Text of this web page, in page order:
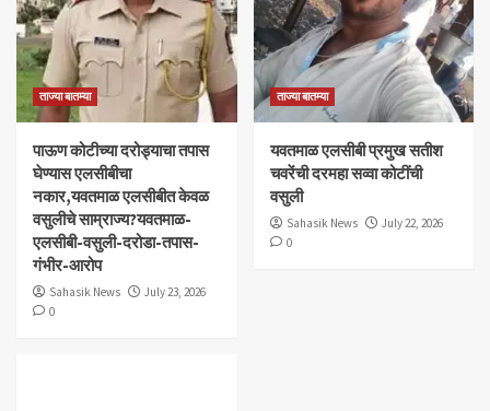
ताज्या बातम्या
पाऊण कोटीच्या दरोड्याचा तपास
घेण्यास एलसीबीचा
नकार,यवतमाळ एलसीबीत केवळ
वसुलीचे साम्राज्य?यवतमाळ-
एलसीबी-वसुली-दरोडा-तपास-
गंभीर-आरोप
Sahasik News
July 23, 2026
0
ताज्या बातम्या
यवतमाळ एलसीबी प्रमुख सतीश
चवरेंची दरमहा सव्वा कोटींची
वसुली
Sahasik News
July 22, 2026
0